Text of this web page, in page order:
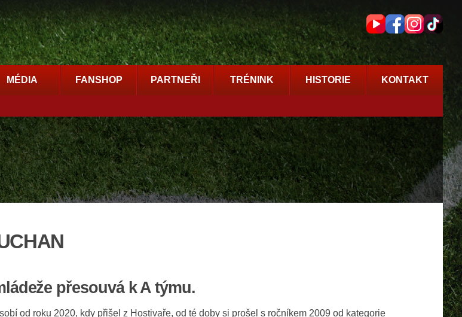
MÉDIA FANSHOP PARTNEŘI TRÉNINK HISTORIE KONTAKT
přesouvá k A týmu.
od roku 2020, kdy přišel z Hostivaře, od té doby si prošel s ročníkem 2009 od kategorie